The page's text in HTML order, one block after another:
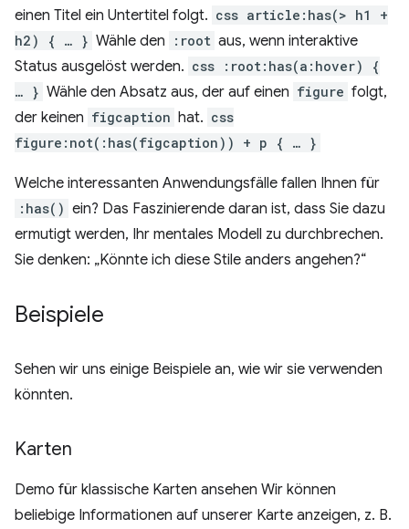
einen Titel ein Untertitel folgt. css article:has(> h1 +
h2) { … } Wähle den :root aus, wenn interaktive
Status ausgelöst werden. css :root:has(a:hover) {
… } Wähle den Absatz aus, der auf einen figure folgt,
der keinen figcaption hat. css
figure:not(:has(figcaption)) + p { … }
Welche interessanten Anwendungsfälle fallen Ihnen für
:has() ein? Das Faszinierende daran ist, dass Sie dazu
ermutigt werden, Ihr mentales Modell zu durchbrechen.
Sie denken: „Könnte ich diese Stile anders angehen?“
Beispiele
Sehen wir uns einige Beispiele an, wie wir sie verwenden
könnten.
Karten
Demo für klassische Karten ansehen Wir können
beliebige Informationen auf unserer Karte anzeigen, z. B.